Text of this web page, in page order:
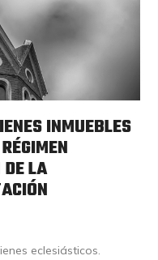
INMUEBLES
LA
eclesiásticos.